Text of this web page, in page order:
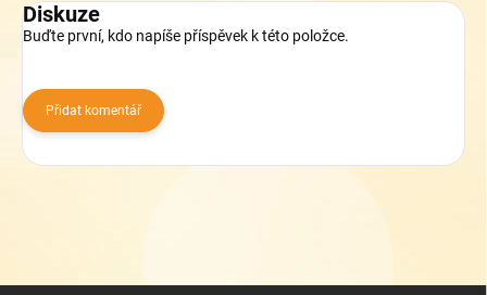
Diskuze
Buďte první, kdo napíše příspěvek k této položce.
Přidat komentář